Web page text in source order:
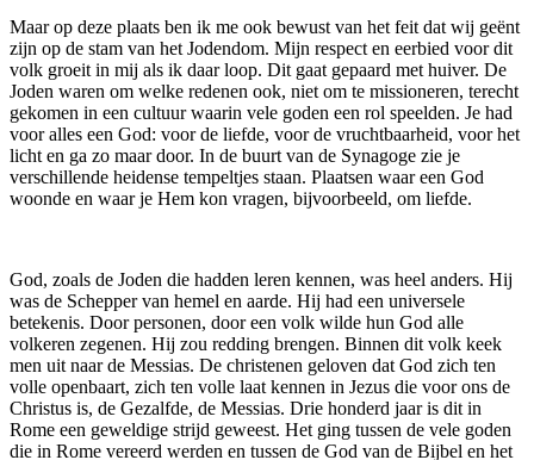
Maar op deze plaats ben ik me ook bewust van het feit dat wij geënt
zijn op de stam van het Jodendom. Mijn respect en eerbied voor dit
volk groeit in mij als ik daar loop. Dit gaat gepaard met huiver. De
Joden waren om welke redenen ook, niet om te missioneren, terecht
gekomen in een cultuur waarin vele goden een rol speelden. Je had
voor alles een God: voor de liefde, voor de vruchtbaarheid, voor het
licht en ga zo maar door. In de buurt van de Synagoge zie je
verschillende heidense tempeltjes staan. Plaatsen waar een God
woonde en waar je Hem kon vragen, bijvoorbeeld, om liefde.
God, zoals de Joden die hadden leren kennen, was heel anders. Hij
was de Schepper van hemel en aarde. Hij had een universele
betekenis. Door personen, door een volk wilde hun God alle
volkeren zegenen. Hij zou redding brengen. Binnen dit volk keek
men uit naar de Messias. De christenen geloven dat God zich ten
volle openbaart, zich ten volle laat kennen in Jezus die voor ons de
Christus is, de Gezalfde, de Messias. Drie honderd jaar is dit in
Rome een geweldige strijd geweest. Het ging tussen de vele goden
die in Rome vereerd werden en tussen de God van de Bijbel en het